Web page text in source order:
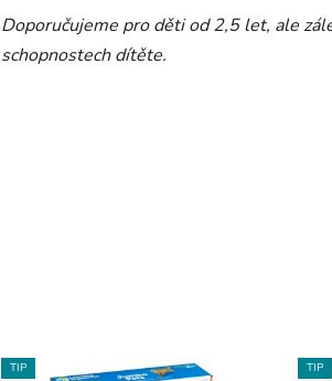
Doporučujeme pro děti od 2,5 let, ale
schopnostech dítěte.
TIP TIP